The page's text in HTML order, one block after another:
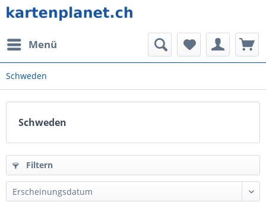
Menü
Schweden
Schweden
Filtern